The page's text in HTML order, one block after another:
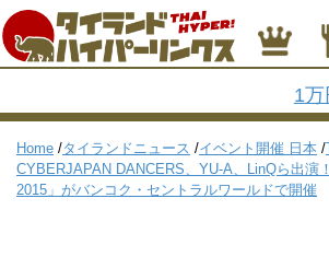
1万
Home /タイランドニュース /イベント開催 日本 /
CYBERJAPAN DANCERS、YU-A、LinQら出演
2015」がバンコク・セントラルワールドで開催